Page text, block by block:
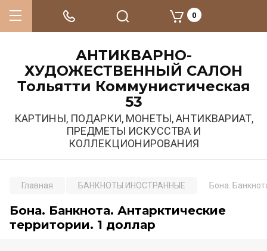
АНТИКВАРНО-
ХУДОЖЕСТВЕННЫЙ САЛОН
Тольятти Коммунистическая
53
КАРТИНЫ, ПОДАРКИ, МОНЕТЫ, АНТИКВАРИАТ,
ПРЕДМЕТЫ ИСКУССТВА И
КОЛЛЕКЦИОНИРОВАНИЯ
0
Главная БАНКНОТЫ ИНОСТРАННЫЕ Бона.
Бона. Банкнота. Антарктические
территории. 1 доллар